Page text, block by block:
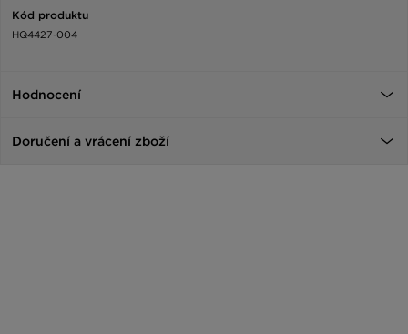
Kód produktu
HQ4427-004
Hodnocení
Doručení a vrácení zboží